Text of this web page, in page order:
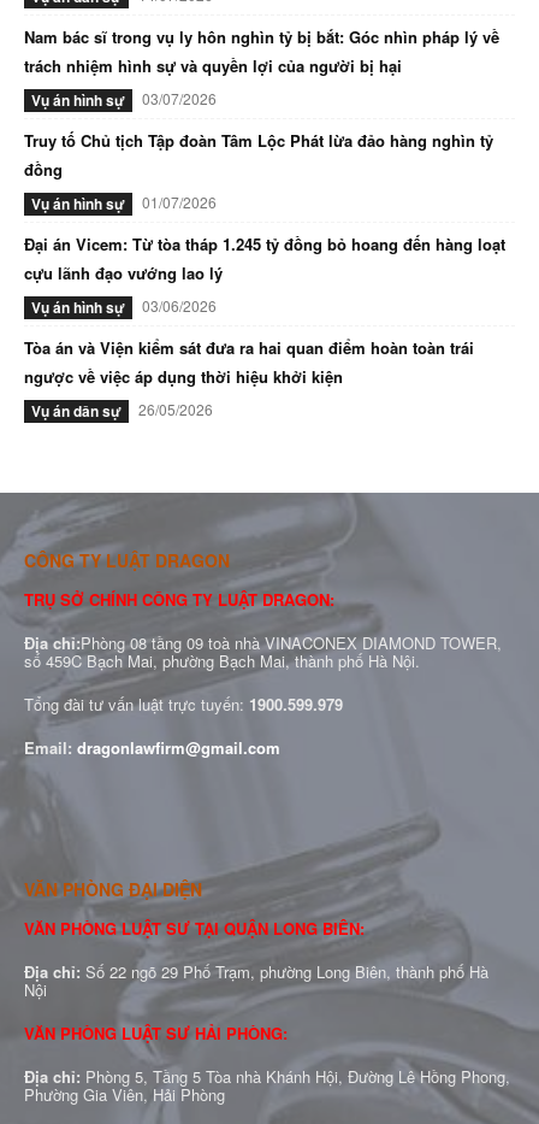
Nam bác sĩ trong vụ ly hôn nghìn tỷ bị bắt: Góc nhìn pháp lý về
trách nhiệm hình sự và quyền lợi của người bị hại
Vụ án hình sự 03/07/2026
Truy tố Chủ tịch Tập đoàn Tâm Lộc Phát lừa đảo hàng nghìn tỷ
đồng
Vụ án hình sự 01/07/2026
Đại án Vicem: Từ tòa tháp 1.245 tỷ đồng bỏ hoang đến hàng loạt
cựu lãnh đạo vướng lao lý
Vụ án hình sự 03/06/2026
Tòa án và Viện kiểm sát đưa ra hai quan điểm hoàn toàn trái
ngược về việc áp dụng thời hiệu khởi kiện
Vụ án dân sự 26/05/2026
CÔNG TY LUẬT DRAGON
TRỤ SỞ CHÍNH CÔNG TY LUẬT DRAGON:
Địa chỉ:Phòng 08 tầng 09 toà nhà VINACONEX DIAMOND TOWER,
số 459C Bạch Mai, phường Bạch Mai, thành phố Hà Nội.
Tổng đài tư vấn luật trực tuyến: 1900.599.979
Email: dragonlawfirm@gmail.com
VĂN PHÒNG ĐẠI DIỆN
VĂN PHÒNG LUẬT SƯ TẠI QUẬN LONG BIÊN:
Địa chỉ: Số 22 ngõ 29 Phố Trạm, phường Long Biên, thành phố Hà
Nội
VĂN PHÒNG LUẬT SƯ HẢI PHÒNG:
Địa chỉ: Phòng 5, Tầng 5 Tòa nhà Khánh Hội, Đường Lê Hồng Phong,
Phường Gia Viên, Hải Phòng